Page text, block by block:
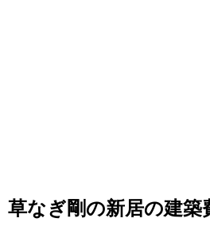
草なぎ剛の新居の建築